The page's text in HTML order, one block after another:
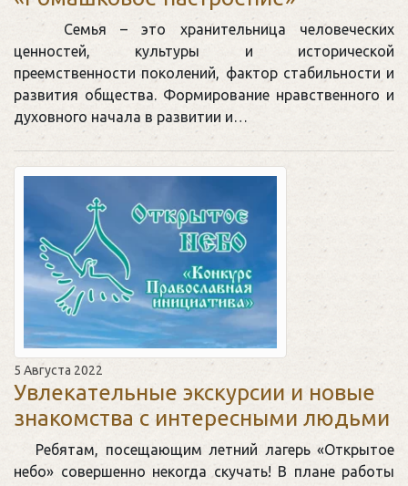
Семья – это хранительница человеческих
ценностей, культуры и исторической
преемственности поколений, фактор стабильности и
развития общества. Формирование нравственного и
духовного начала в развитии и…
5 Августа 2022
Увлекательные экскурсии и новые
знакомства с интересными людьми
Ребятам, посещающим летний лагерь «Открытое
небо» совершенно некогда скучать! В плане работы